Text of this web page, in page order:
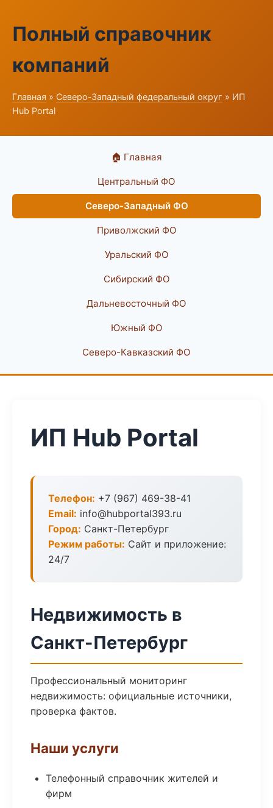
Полный справочник
компаний
Главная » Северо-Западный федеральный округ » ИП
Hub Portal
🏠 Главная
Центральный ФО
Северо-Западный ФО
Приволжский ФО
Уральский ФО
Сибирский ФО
Дальневосточный ФО
Южный ФО
Северо-Кавказский ФО
ИП Hub Portal
Телефон: +7 (967) 469-38-41
Email: info@hubportal393.ru
Город: Санкт-Петербург
Режим работы: Сайт и приложение:
24/7
Недвижимость в
Санкт-Петербург
Профессиональный мониторинг
недвижимость: официальные источники,
проверка фактов.
Наши услуги
Телефонный справочник жителей и
фирм